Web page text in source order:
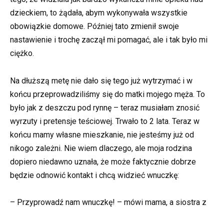
dzieckiem, to żądała, abym wykonywała wszystkie
obowiązkie domowe. Później tato zmienił swoje
nastawienie i trochę zaczął mi pomagać, ale i tak było mi
ciężko.
Na dłuższą metę nie dało się tego już wytrzymać i w
końcu przeprowadziliśmy się do matki mojego męża. To
było jak z deszczu pod rynnę – teraz musiałam znosić
wyrzuty i pretensje teściowej. Trwało to 2 lata. Teraz w
końcu mamy własne mieszkanie, nie jesteśmy już od
nikogo zależni. Nie wiem dlaczego, ale moja rodzina
dopiero niedawno uznała, że może faktycznie dobrze
będzie odnowić kontakt i chcą widzieć wnuczkę:
– Przyprowadź nam wnuczkę! – mówi mama, a siostra z